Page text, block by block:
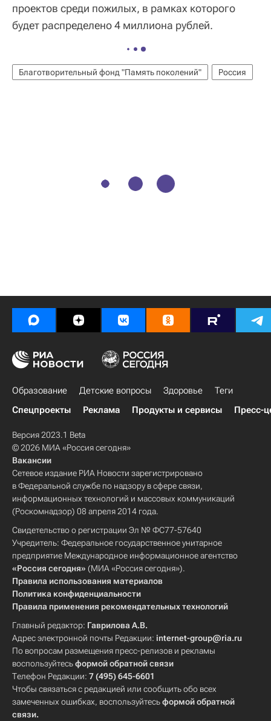
проектов среди пожилых, в рамках которого
будет распределено 4 миллиона рублей.
Благотворительный фонд "Память поколений" Россия
Образование Детские вопросы Здоровье
Теги
Спецпроекты
Реклама Продукты и сервисы Пресс-
Версия 2023.1 Beta
© 2026 МИА «Россия сегодня»
Вакансии
Сетевое издание РИА Новости зарегистрировано
в Федеральной службе по надзору в сфере связи,
информационных технологий и массовых коммуникаций
(Роскомнадзор) 08 апреля 2014 года.
Свидетельство о регистрации Эл № ФС77-57640
Учредитель: Федеральное государственное унитарное
предприятие Международное информационное агентство
«Россия сегодня» (МИА «Россия сегодня»).
Правила использования материалов
Политика конфиденциальности
Правила применения рекомендательных технологий
Главный редактор: Гаврилова А.В.
Адрес электронной почты Редакции: internet-group@ria.ru
По вопросам размещения пресс-релизов и рекламы
воспользуйтесьформой обратной связи
Телефон Редакции: 7 (495) 645-6601
Чтобы связаться с редакцией или сообщить обо всех
замеченных ошибках, воспользуйтесьформой обратной
связи.